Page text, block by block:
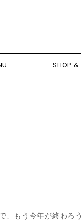
SHOP &
もう今年が終わろ